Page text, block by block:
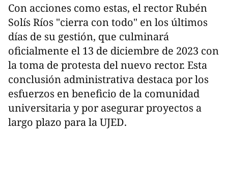
Con acciones como estas, el rector Rubén
Solís Ríos "cierra con todo" en los últimos
días de su gestión, que culminará
oficialmente el 13 de diciembre de 2023 con
la toma de protesta del nuevo rector. Esta
conclusión administrativa destaca por los
esfuerzos en beneficio de la comunidad
universitaria y por asegurar proyectos a
largo plazo para la UJED.